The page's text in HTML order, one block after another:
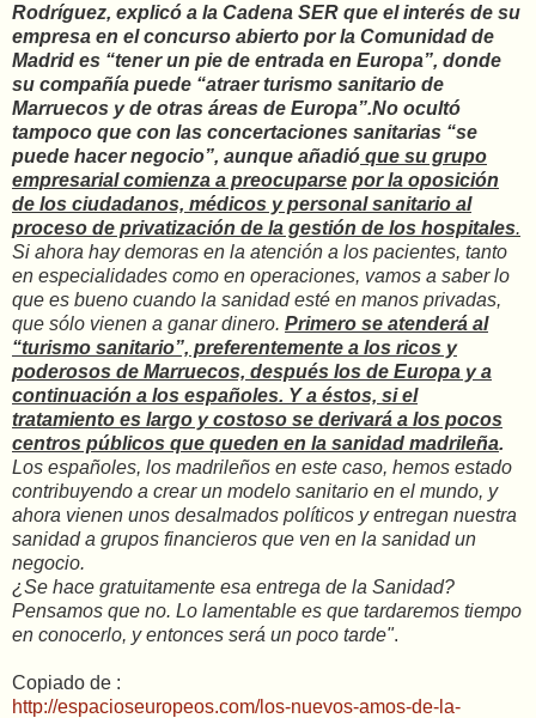
Rodríguez, explicó a la Cadena SER que el interés de su
empresa en el concurso abierto por la Comunidad de
Madrid es “tener un pie de entrada en Europa”, donde
su compañía puede “atraer turismo sanitario de
Marruecos y de otras áreas de Europa”.No ocultó
tampoco que con las concertaciones sanitarias “se
puede hacer negocio”, aunque añadió que su grupo
empresarial comienza a preocuparse por la oposición
de los ciudadanos, médicos y personal sanitario al
proceso de privatización de la gestión de los hospitales.
Si ahora hay demoras en la atención a los pacientes, tanto
en especialidades como en operaciones, vamos a saber lo
que es bueno cuando la sanidad esté en manos privadas,
que sólo vienen a ganar dinero. Primero se atenderá al
“turismo sanitario”, preferentemente a los ricos y
poderosos de Marruecos, después los de Europa y a
continuación a los españoles. Y a éstos, si el
tratamiento es largo y costoso se derivará a los pocos
centros públicos que queden en la sanidad madrileña.
Los españoles, los madrileños en este caso, hemos estado
contribuyendo a crear un modelo sanitario en el mundo, y
ahora vienen unos desalmados políticos y entregan nuestra
sanidad a grupos financieros que ven en la sanidad un
negocio.
¿Se hace gratuitamente esa entrega de la Sanidad?
Pensamos que no. Lo lamentable es que tardaremos tiempo
en conocerlo, y entonces será un poco tarde".
Copiado de :
http://espacioseuropeos.com/los-nuevos-amos-de-la-